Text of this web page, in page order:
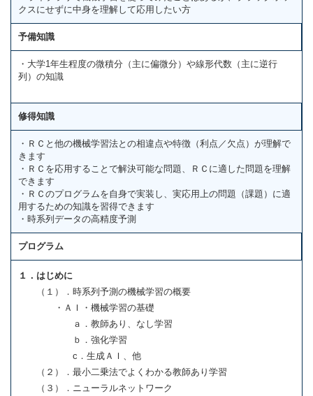
クスにせずに中身を理解して応用したい方
予備知識
・大学1年生程度の微積分（主に偏微分）や線形代数（主に逆行
列）の知識
修得知識
・ＲＣと他の機械学習法との相違点や特徴（利点／欠点）が理解で
きます
・ＲＣを応用することで解決可能な問題、ＲＣに適した問題を理解
できます
・ＲＣのプログラムを自身で実装し、実応用上の問題（課題）に適
用するための知識を習得できます
・時系列データの高精度予測
プログラム
１．はじめに
（１）．時系列予測の機械学習の概要
・ＡＩ・機械学習の基礎
ａ．教師あり、なし学習
ｂ．強化学習
c．生成ＡＩ、他
（２）．最小二乗法でよくわかる教師あり学習
（３）．ニューラルネットワーク